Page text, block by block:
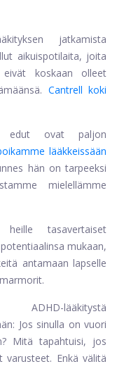
jatkamista
aikuispotilaita, joita
koskaan olleet
Cantrell koki
edut ovat paljon
lääkkeissään
hän on tarpeeksi
mielellämme
heille tasavertaiset
mukaan,
antamaan lapselle
lääkitystä
Jos sinulla on vuori
Mitä tapahtuisi, jos
varusteet. Enkä välitä